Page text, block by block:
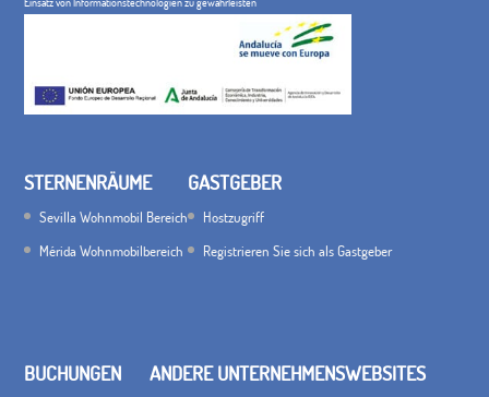
STERNENRÄUME
Sevilla Wohnmobil Bereich
Mérida Wohnmobilbereich
GASTGEBER
Hostzugriff
Registrieren Sie sich als Gastgeber
BUCHUNGEN ANDERE UNTERNEHMENSWEBSITES